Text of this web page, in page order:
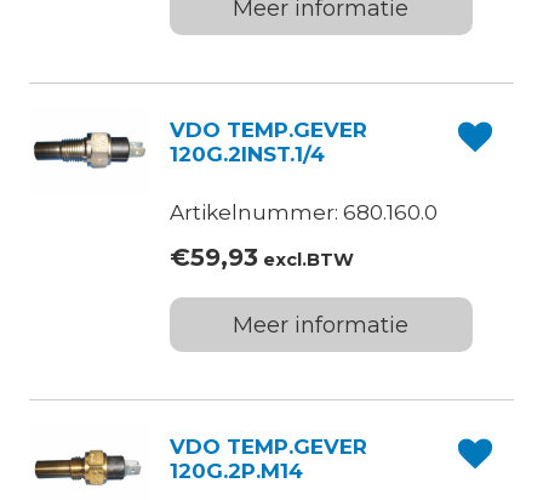
Meer informatie
VDO TEMP.GEVER
120G.2INST.1/4
Artikelnummer: 680.160.0
€59,93excl.BTW
Meer informatie
VDO TEMP.GEVER
120G.2P.M14